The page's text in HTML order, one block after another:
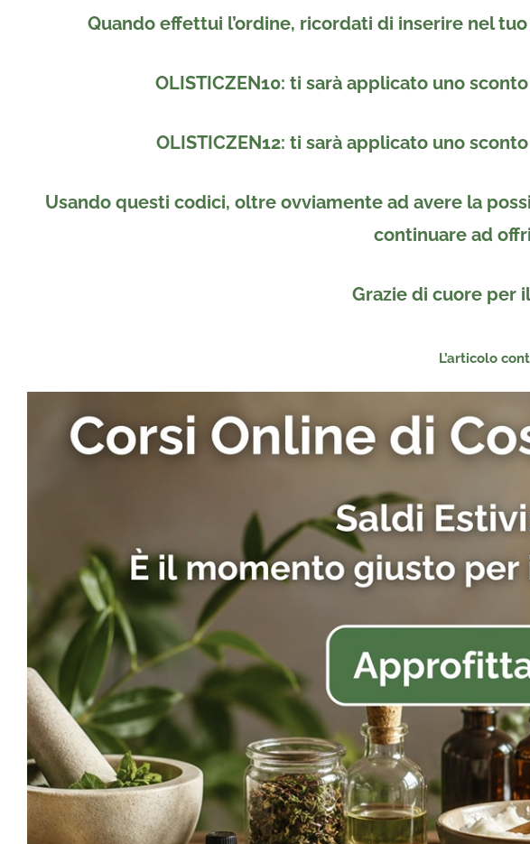
Quando effettui l’ordine, ricordati di inserire nel
OLISTICZEN10: ti sarà applicato uno
OLISTICZEN12: ti sarà applicato uno
Usando questi codici, oltre ovviamente ad avere la
continuare ad
Grazie di cuore per
L’articolo